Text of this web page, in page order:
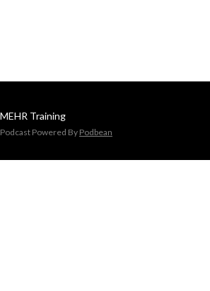
MEHR Training
Podcast Powered By Podbean